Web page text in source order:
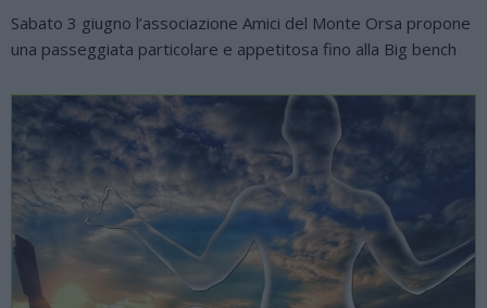
Sabato 3 giugno l’associazione Amici del Monte Orsa propone
una passeggiata particolare e appetitosa fino alla Big bench